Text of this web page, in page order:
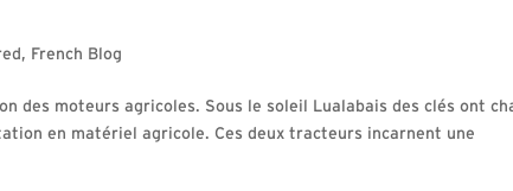
, French Blog
des moteurs agricoles. Sous le soleil Lualabais des clés ont
en matériel agricole. Ces deux tracteurs incarnent une